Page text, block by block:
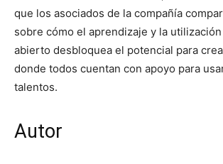
que los asociados de la compañía
sobre cómo el aprendizaje y la
abierto desbloquea el potencial para
donde todos cuentan con apoyo para
talentos.
Autor